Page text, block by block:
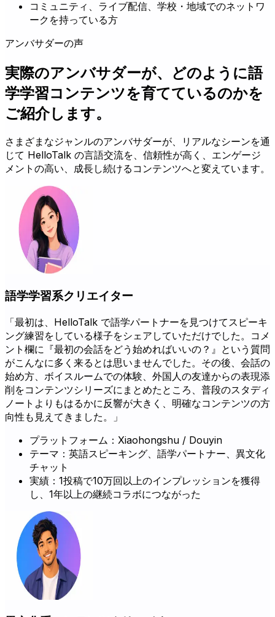
コミュニティ、ライブ配信、学校・地域でのネットワ
ークを持っている方
アンバサダーの声
実際のアンバサダーが、どのように語
学学習コンテンツを育てているのかを
ご紹介します。
さまざまなジャンルのアンバサダーが、リアルなシーンを通
じて HelloTalk の言語交流を、信頼性が高く、エンゲージ
メントの高い、成長し続けるコンテンツへと変えています。
語学学習系クリエイター
「最初は、HelloTalk で語学パートナーを見つけてスピーキ
ング練習をしている様子をシェアしていただけでした。コメ
ント欄に『最初の会話をどう始めればいいの？』という質問
がこんなに多く来るとは思いませんでした。その後、会話の
始め方、ボイスルームでの体験、外国人の友達からの表現添
削をコンテンツシリーズにまとめたところ、普段のスタディ
ノートよりもはるかに反響が大きく、明確なコンテンツの方
向性も見えてきました。」
プラットフォーム：Xiaohongshu / Douyin
テーマ：英語スピーキング、語学パートナー、異文化
チャット
実績：1投稿で10万回以上のインプレッションを獲得
し、1年以上の継続コラボにつながった